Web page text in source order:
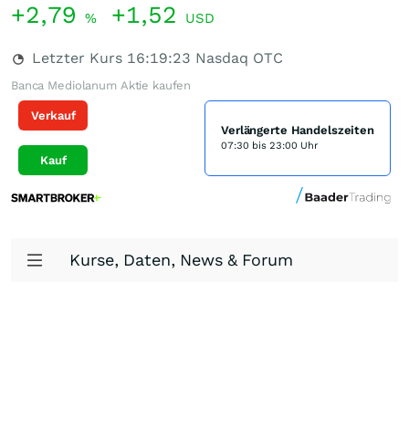
+2,79 % +1,52 USD
Letzter Kurs 16:19:23 Nasdaq OTC
Banca Mediolanum Aktie kaufen
Verkauf
Kauf
Verlängerte Handelszeiten
07:30 bis 23:00 Uhr
Kurse, Daten, News & Forum